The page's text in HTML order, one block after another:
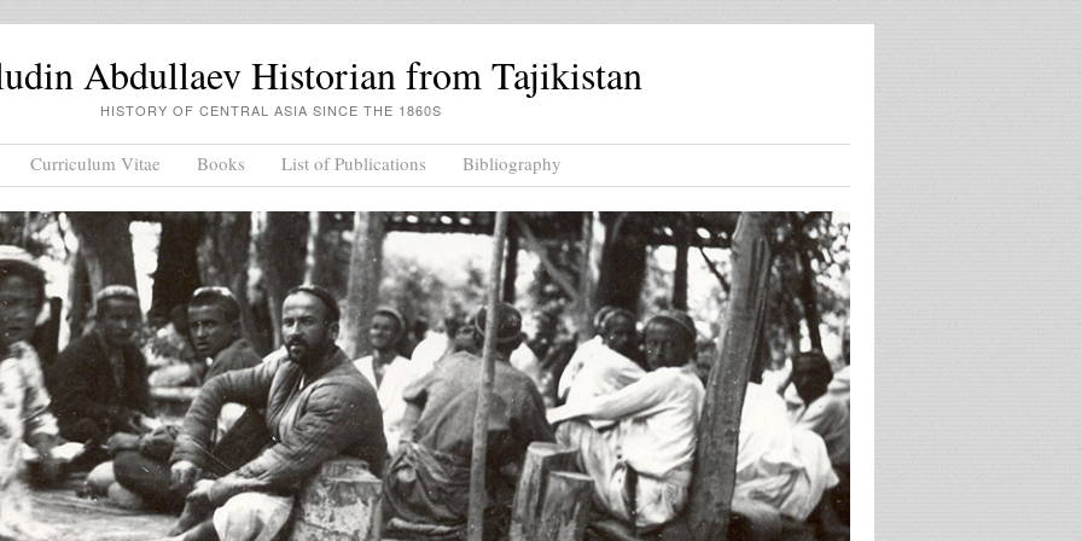
Abdullaev Historian from Tajikistan
HISTORY OF CENTRAL ASIA SINCE THE 1860S
Curriculum Vitae Books List of Publications Bibliography